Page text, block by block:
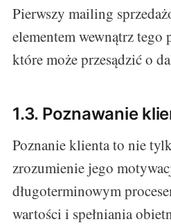
Pierwszy mailing
elementem wewnątrz
które może przesądzić o
1.3. Poznawanie
Poznanie klienta to nie
zrozumienie jego
długoterminowym
wartości i spełniania